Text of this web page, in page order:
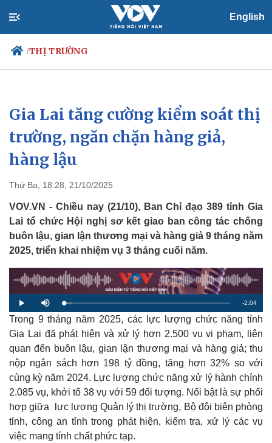
English
/THỊ TRƯỜNG
Chính trị
Đảng
Tổ chức nhân sự
Quốc hội
Nhận diện sự thật
Xã hội
Tin 24h
Dự báo thời tiết
Gia Lai tăng cường kiểm soát thị
trường, ngăn chặn hàng giả,
hàng lậu
Thứ Ba, 18:28, 21/10/2025
VOV.VN - Chiều nay (21/10), Ban Chỉ đạo 389 tỉnh Gia
Lai tổ chức Hội nghị sơ kết giao ban công tác chống
buôn lậu, gian lận thương mại và hàng giả 9 tháng năm
2025, triển khai nhiệm vụ 3 tháng cuối năm.
P
l
a
y
M
u
e
L
o
a
d
d
4
.
9
2
R
m
i
n
-2:04
Trong 9 tháng năm 2025, các lực lượng chức năng tỉnh
Gia Lai đã phát hiện và xử lý hơn 2.500 vụ vi phạm, liên
quan đến buôn lậu, gian lận thương mại và hàng giả; thu
nộp ngân sách hơn 198 tỷ đồng, tăng hơn 32% so với
cùng kỳ năm 2024. Lực lượng chức năng xử lý hành chính
2.085 vụ, khởi tố 38 vụ với 59 đối tượng. Nổi bật là sự phối
hợp giữa lực lượng Quản lý thị trường, Bộ đội biên phòng
tỉnh, công an tỉnh trong phát hiện, kiểm tra, xử lý các vụ
việc mang tính chất phức tạp.